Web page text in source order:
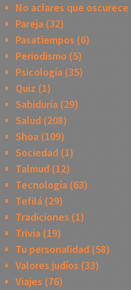
No aclares que oscurece
Pareja(32)
Pasatiempos (6)
Periodismo (5)
Psicología(35)
Quiz (1)
Sabiduría(29)
Salud (208)
Shoa(109)
Sociedad(1)
Talmud (12)
Tecnología(63)
Tefilá(29)
Tradiciones (1)
Trivia(19)
Tu personalidad(58)
Valores judíos (33)
Viajes (76)